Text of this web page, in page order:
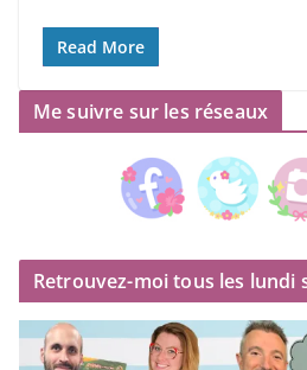
Read More
Me suivre sur les réseaux
Retrouvez-moi tous les lundi